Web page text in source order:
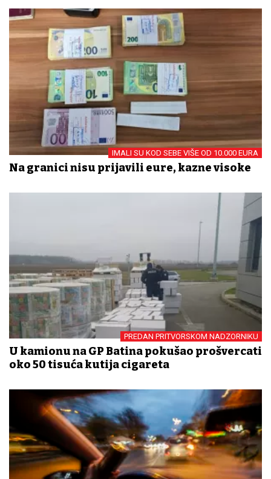
IMALI SU KOD SEBE VIŠE OD 10.000 EURA
Na granici nisu prijavili eure, kazne visoke
PREDAN PRITVORSKOM NADZORNIKU
U kamionu na GP Batina pokušao prošvercati
oko 50 tisuća kutija cigareta